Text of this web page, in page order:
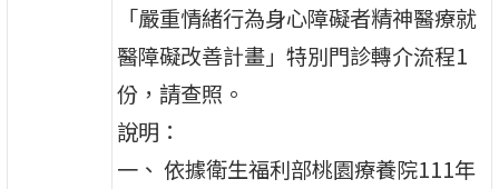
「嚴重情緒行為身心障礙者精神醫療就
醫障礙改善計畫」特別門診轉介流程1
份，請查照。
說明：
一、 依據衛生福利部桃園療養院111年